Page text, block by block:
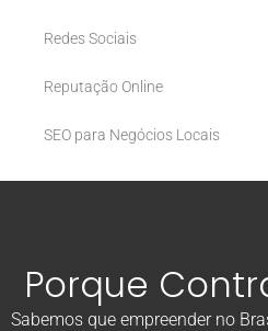
Redes Sociais
Reputação Online
SEO para Negócios Locais
Porque
Sabemos que empreender no